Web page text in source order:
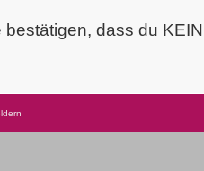
bestätigen, dass du